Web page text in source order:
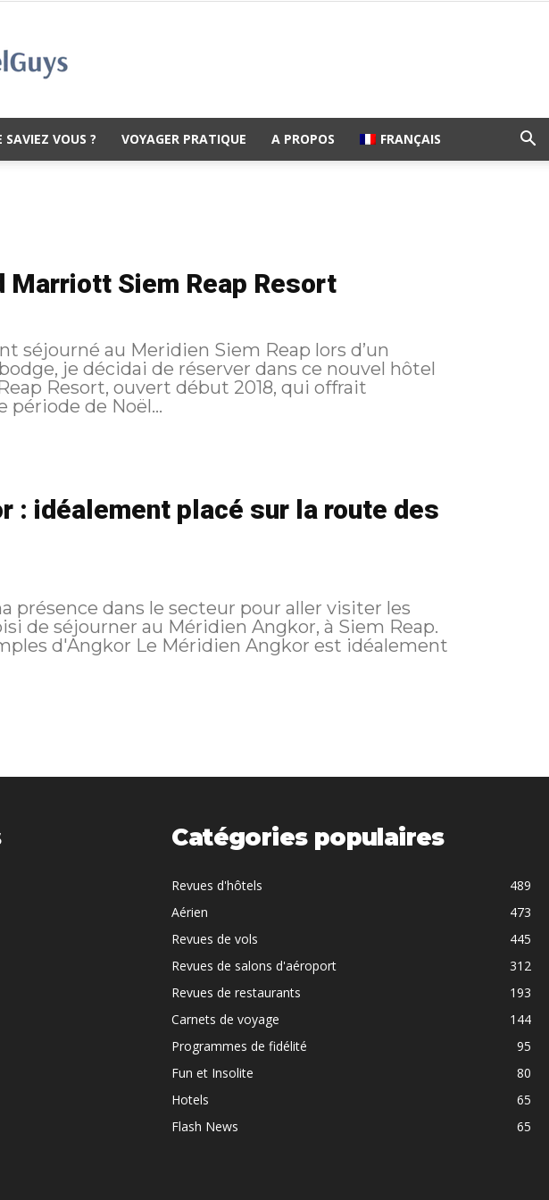
SAVIEZ VOUS ? VOYAGER PRATIQUE A PROPOS FRANÇAIS
Marriott Siem Reap Resort
séjourné au Meridien Siem Reap lors d’un
je décidai de réserver dans ce nouvel hôtel
Resort, ouvert début 2018, qui offrait
période de Noël...
: idéalement placé sur la route des
présence dans le secteur pour aller visiter les
de séjourner au Méridien Angkor, à Siem Reap.
d'Angkor Le Méridien Angkor est idéalement
Catégories populaires
Revues d'hôtels
489
Aérien
473
Revues de vols
445
Revues de salons d'aéroport
312
Revues de restaurants
193
Carnets de voyage
144
Programmes de fidélité
95
Fun et Insolite
80
Hotels
65
Flash News
65